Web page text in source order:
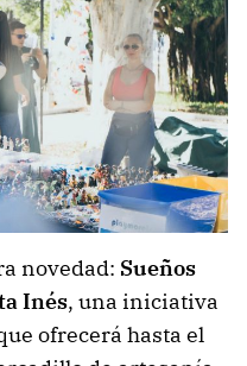
novedad: Sueños
Inés, una iniciativa
ofrecerá hasta el